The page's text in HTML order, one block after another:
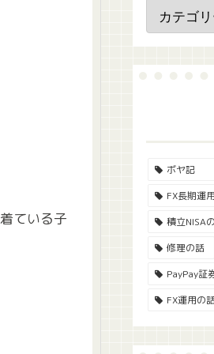
ている子
ボヤ記
FX長期運
積立NISA
修理の話
PayPay証
FX運用の